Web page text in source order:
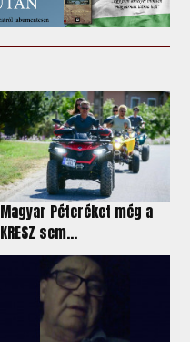
Magyar Péteréket még a
KRESZ sem...